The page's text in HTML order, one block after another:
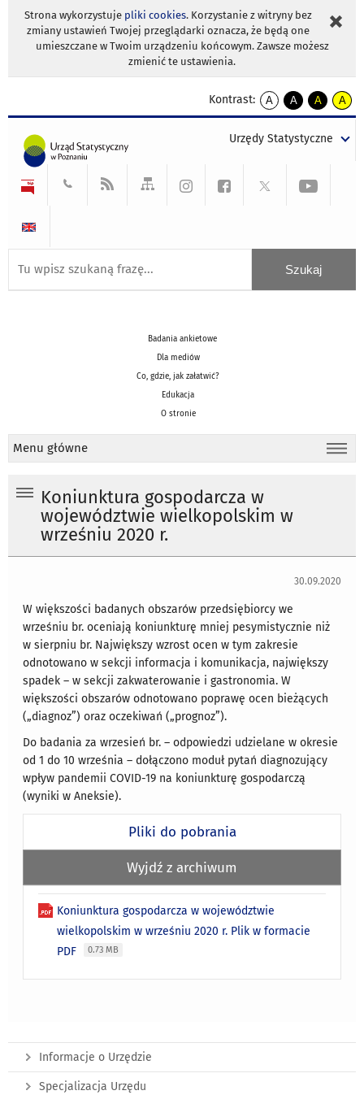
Strona wykorzystuje pliki cookies. Korzystanie z witryny bez
zmiany ustawień Twojej przeglądarki oznacza, że będą one
umieszczane w Twoim urządzeniu końcowym. Zawsze możesz
zmienić te ustawienia.
Kontrast:
A
kontrast
A
kontrast
tekst
czarnym
A
kontrast
tekst
czarnym
A
tekst
żółtym
Urzędy Statystyczne
Badania ankietowe
Dla mediów
Co, gdzie, jak załatwić?
Edukacja
O stronie
Menu główne
Koniunktura gospodarcza w
województwie wielkopolskim w
wrześniu 2020 r.
30.09.2020
W większości badanych obszarów przedsiębiorcy we
wrześniu br. oceniają koniunkturę mniej pesymistycznie niż
w sierpniu br. Największy wzrost ocen w tym zakresie
odnotowano w sekcji informacja i komunikacja, największy
spadek – w sekcji zakwaterowanie i gastronomia. W
większości obszarów odnotowano poprawę ocen bieżących
(„diagnoz”) oraz oczekiwań („prognoz”).
Do badania za wrzesień br. – odpowiedzi udzielane w okresie
od 1 do 10 września – dołączono moduł pytań diagnozujący
wpływ pandemii COVID-19 na koniunkturę gospodarczą
(wyniki w Aneksie).
Pliki do pobrania
Wyjdź z archiwum
Koniunktura gospodarcza w województwie
wielkopolskim w wrześniu 2020 r. Plik w formacie
PDF
0.73 MB
Informacje o Urzędzie
Specjalizacja Urzędu